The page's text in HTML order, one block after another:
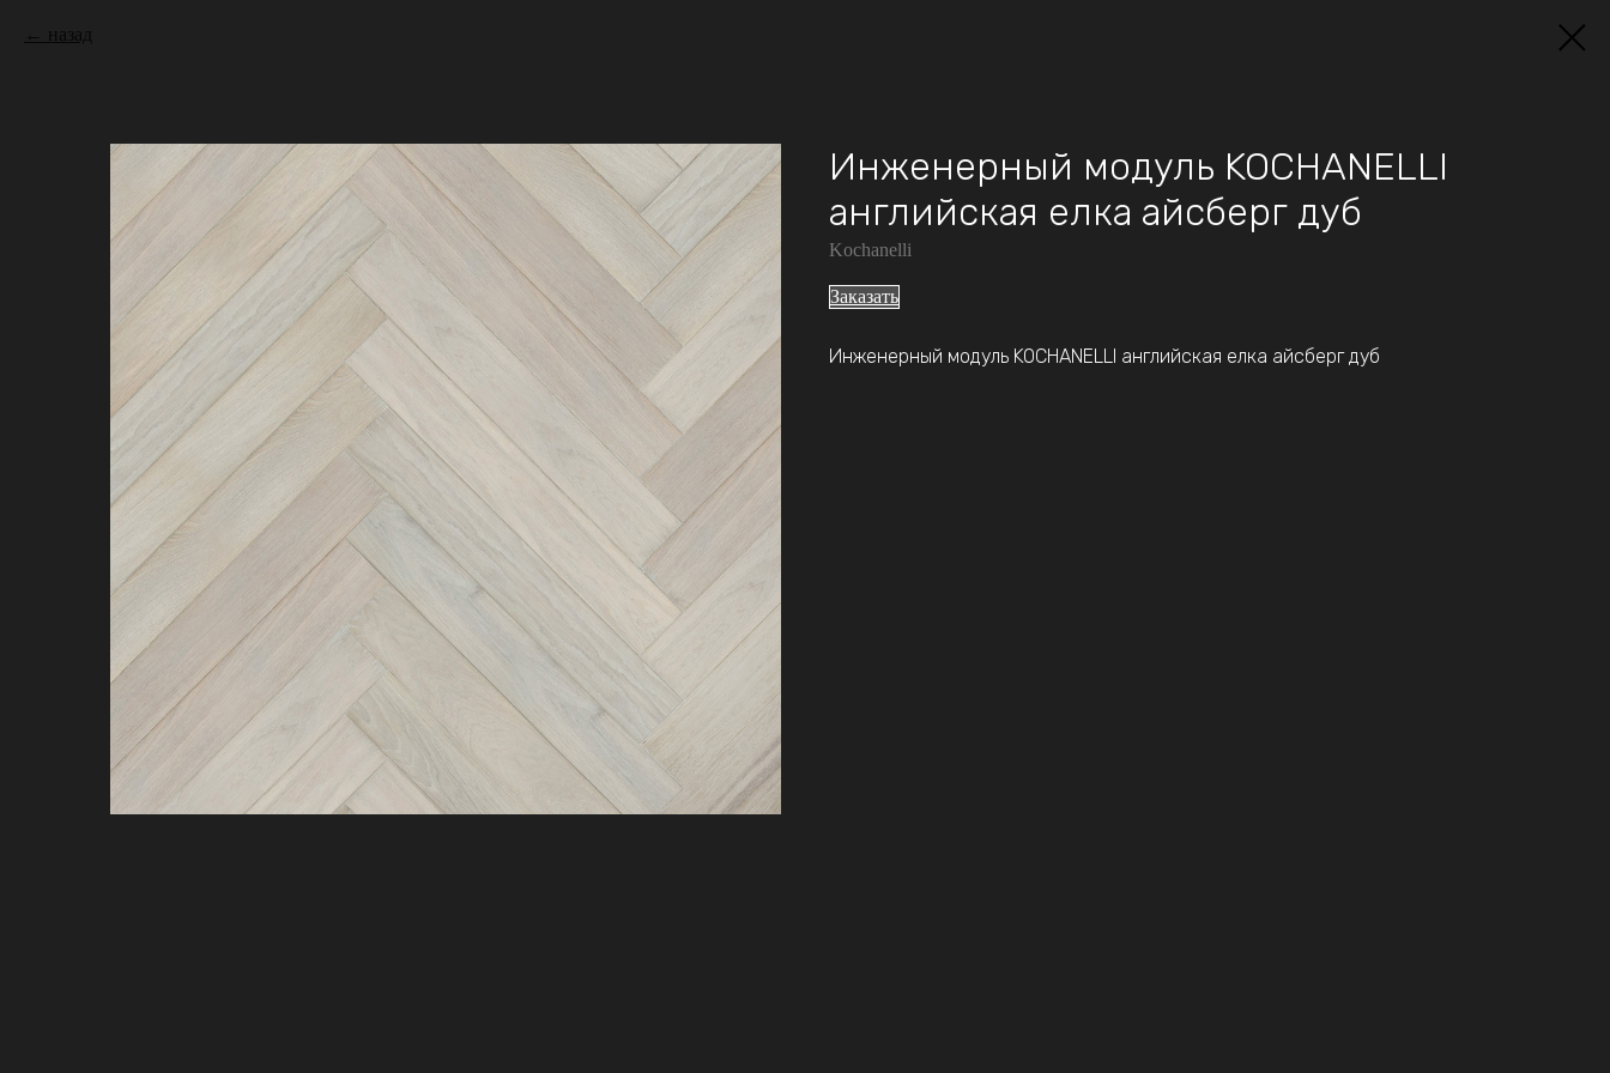
назад
Инженерный модуль KOCHANELLI
английская елка айсберг дуб
Kochanelli
Заказать
Инженерный модуль KOCHANELLI английская елка айсберг дуб